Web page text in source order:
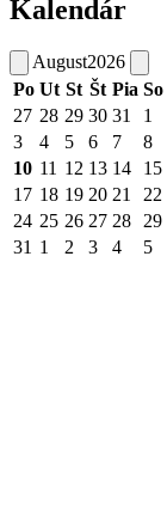
Kalendár
August2026
Po Ut St Št Pia So
27 28 29 30 31 1
3
4 5 6 7 8
10 11 12 13 14 15
17 18 19 20 21 22
24 25 26 27 28 29
31 1 2 3 4 5